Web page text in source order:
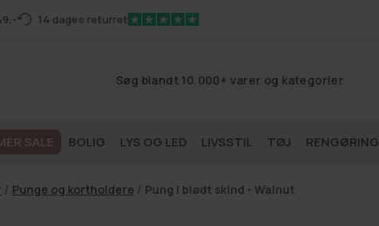
14 dages returret
SALE BOLIG LYS OG LED LIVSSTIL TØJ RENGØRING
/ Punge og kortholdere / Pung i blødt skind - Walnut